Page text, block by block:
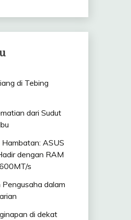
di Tebing
dari Sudut
ASUS
dengan RAM
s
dalam
di dekat